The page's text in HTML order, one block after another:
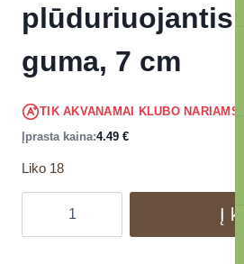
plūduriuojantis,
guma, 7 cm
TIK AKVANAMAI KLUBO NARIAMS
Įprasta kaina:4.49 €
Liko 18
Į